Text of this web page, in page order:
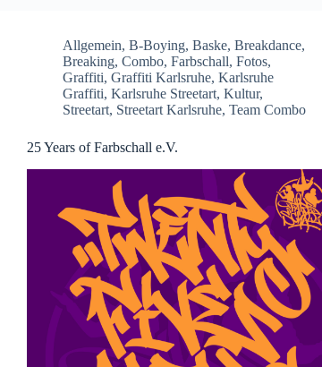
Allgemein, B-Boying, Baske, Breakdance,
Breaking, Combo, Farbschall, Fotos,
Graffiti, Graffiti Karlsruhe, Karlsruhe
Graffiti, Karlsruhe Streetart, Kultur,
Streetart, Streetart Karlsruhe, Team Combo
25 Years of Farbschall e.V.